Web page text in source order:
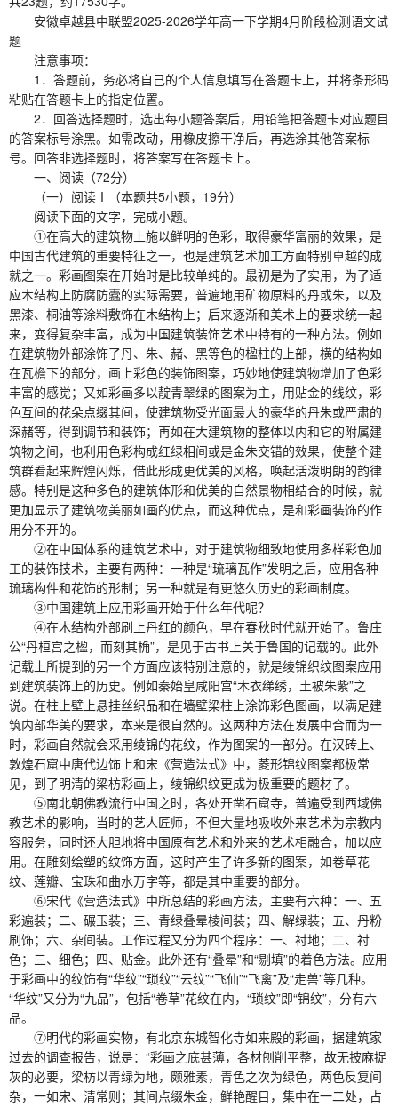
安徽卓越县中联盟2025-2026学年高一下学期4月阶段检测语文试
题
注意事项：
1．答题前，务必将自己的个人信息填写在答题卡上，并将条形码
粘贴在答题卡上的指定位置。
2．回答选择题时，选出每小题答案后，用铅笔把答题卡对应题目
的答案标号涂黑。如需改动，用橡皮擦干净后，再选涂其他答案标
号。回答非选择题时，将答案写在答题卡上。
一、阅读（72分）
（一）阅读Ⅰ（本题共5小题，19分）
阅读下面的文字，完成小题。
①在高大的建筑物上施以鲜明的色彩，取得豪华富丽的效果，是
中国古代建筑的重要特征之一，也是建筑艺术加工方面特别卓越的成
就之一。彩画图案在开始时是比较单纯的。最初是为了实用，为了适
应木结构上防腐防蠹的实际需要，普遍地用矿物原料的丹或朱，以及
黑漆、桐油等涂料敷饰在木结构上；后来逐渐和美术上的要求统一起
来，变得复杂丰富，成为中国建筑装饰艺术中特有的一种方法。例如
在建筑物外部涂饰了丹、朱、赭、黑等色的楹柱的上部，横的结构如
在瓦檐下的部分，画上彩色的装饰图案，巧妙地使建筑物增加了色彩
丰富的感觉；又如彩画多以靛青翠绿的图案为主，用贴金的线纹，彩
色互间的花朵点缀其间，使建筑物受光面最大的豪华的丹朱或严肃的
深赭等，得到调节和装饰；再如在大建筑物的整体以内和它的附属建
筑物之间，也利用色彩构成红绿相间或是金朱交错的效果，使整个建
筑群看起来辉煌闪烁，借此形成更优美的风格，唤起活泼明朗的韵律
感。特别是这种多色的建筑体形和优美的自然景物相结合的时候，就
更加显示了建筑物美丽如画的优点，而这种优点，是和彩画装饰的作
用分不开的。
②在中国体系的建筑艺术中，对于建筑物细致地使用多样彩色加
工的装饰技术，主要有两种：一种是“琉璃瓦作”发明之后，应用各种
琉璃构件和花饰的形制；另一种就是有更悠久历史的彩画制度。
③中国建筑上应用彩画开始于什么年代呢？
④在木结构外部刷上丹红的颜色，早在春秋时代就开始了。鲁庄
公“丹桓宫之楹，而刻其桷”，是见于古书上关于鲁国的记载的。此外
记载上所提到的另一个方面应该特别注意的，就是绫锦织纹图案应用
到建筑装饰上的历史。例如秦始皇咸阳宫“木衣绨绣，土被朱紫”之
说。在柱上壁上悬挂丝织品和在墙壁梁柱上涂饰彩色图画，以满足建
筑内部华美的要求，本来是很自然的。这两种方法在发展中合而为一
时，彩画自然就会采用绫锦的花纹，作为图案的一部分。在汉砖上、
敦煌石窟中唐代边饰上和宋《营造法式》中，菱形锦纹图案都极常
见，到了明清的梁枋彩画上，绫锦织纹更成为极重要的题材了。
⑤南北朝佛教流行中国之时，各处开凿石窟寺，普遍受到西域佛
教艺术的影响，当时的艺人匠师，不但大量地吸收外来艺术为宗教内
容服务，同时还大胆地将中国原有艺术和外来的艺术相融合，加以应
用。在雕刻绘塑的纹饰方面，这时产生了许多新的图案，如卷草花
纹、莲瓣、宝珠和曲水万字等，都是其中重要的部分。
⑥宋代《营造法式》中所总结的彩画方法，主要有六种：一、五
彩遍装；二、碾玉装；三、青绿叠晕棱间装；四、解绿装；五、丹粉
刷饰；六、杂间装。工作过程又分为四个程序：一、衬地；二、衬
色；三、细色；四、贴金。此外还有“叠晕”和“剔填”的着色方法。应用
于彩画中的纹饰有“华纹”“琐纹”“云纹”“飞仙”“飞禽”及“走兽”等几种。
“华纹”又分为“九品”，包括“卷草”花纹在内，“琐纹”即“锦纹”，分有六
品。
⑦明代的彩画实物，有北京东城智化寺如来殿的彩画，据建筑家
过去的调查报告，说是：“彩画之底甚薄，各材刨削平整，故无披麻捉
灰的必要，梁枋以青绿为地，颇雅素，青色之次为绿色，两色反复间
杂，一如宋、清常则；其间点缀朱金，鲜艳醒目，集中在一二处，占